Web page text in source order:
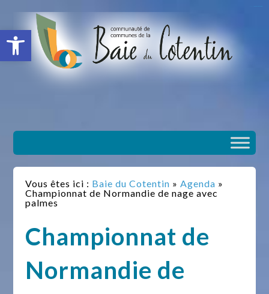
Ouvrir la barre d’outils
Vous êtes ici : Baie du Cotentin »Agenda »
Championnat de Normandie de nage avec
palmes
Championnat de
Normandie de